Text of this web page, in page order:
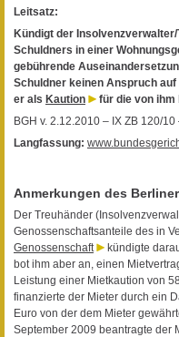
Leitsatz:
Kündigt der
Schuldners in einer
gebührende
Schuldner keinen Anspruch
er als Kaution
für die von ihm
BGH v. 2.12.2010 – IX ZB 120/10
Langfassung:
Anmerkungen des
Der Treuhänder
Genossenschaftsanteile des in
Genossenschaft
kündigte
bot ihm aber an, einen
Leistung einer Mietkaution von
finanzierte der Mieter durch ein
Euro von der dem Mieter
September 2009 beantragte der